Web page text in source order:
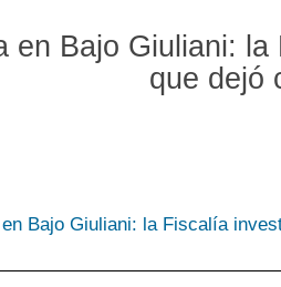
en Bajo Giuliani:
que dejó